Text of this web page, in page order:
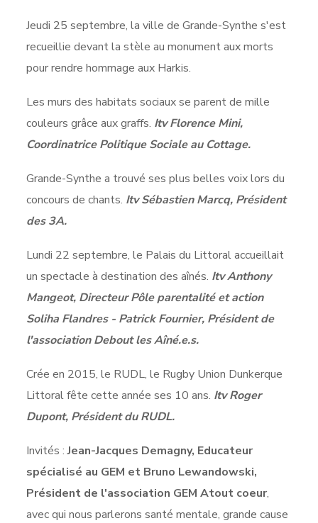
Jeudi 25 septembre, la ville de Grande-Synthe s'est
recueillie devant la stèle au monument aux morts
pour rendre hommage aux Harkis.
Les murs des habitats sociaux se parent de mille
couleurs grâce aux graffs. Itv Florence Mini,
Coordinatrice Politique Sociale au Cottage.
Grande-Synthe a trouvé ses plus belles voix lors du
concours de chants. Itv Sébastien Marcq, Président
des 3A.
Lundi 22 septembre, le Palais du Littoral accueillait
un spectacle à destination des aînés. Itv Anthony
Mangeot, Directeur Pôle parentalité et action
Soliha Flandres - Patrick Fournier, Président de
l'association Debout les Aîné.e.s.
Crée en 2015, le RUDL, le Rugby Union Dunkerque
Littoral fête cette année ses 10 ans. Itv Roger
Dupont, Président du RUDL.
Invités :Jean-Jacques Demagny, Educateur
spécialisé au GEM et Bruno Lewandowski,
Président de l'association GEM Atout coeur,
avec qui nous parlerons santé mentale, grande cause